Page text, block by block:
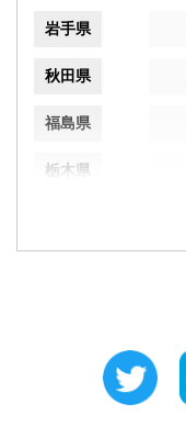
岩手県
秋田県
福島県
栃木県